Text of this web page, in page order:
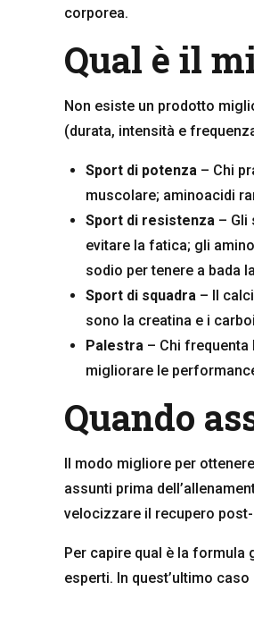
corporea.
Qual è il
Non esiste un prodotto
(durata, intensità e
Sport di potenza – Chi
muscolare; aminoacidi
Sport di resistenza – Gli
evitare la fatica; gli
sodio per tenere a bada
Sport di squadra – Il
sono la creatina e i
Palestra – Chi frequenta
migliorare le
Quando
Il modo migliore per
assunti prima
velocizzare il recupero
Per capire qual è la formula
esperti. In quest’ultimo